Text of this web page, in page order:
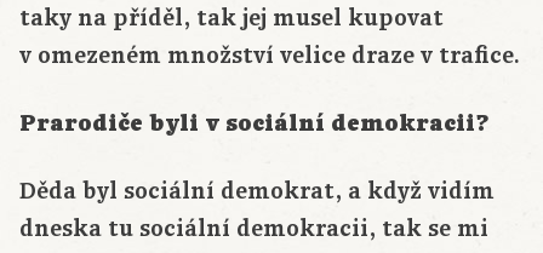
taky na příděl, tak jej musel kupovat
v omezeném množství velice draze v trafice.
Prarodiče byli v sociální demokracii?
Děda byl sociální demokrat, a když vidím
dneska tu sociální demokracii, tak se mi